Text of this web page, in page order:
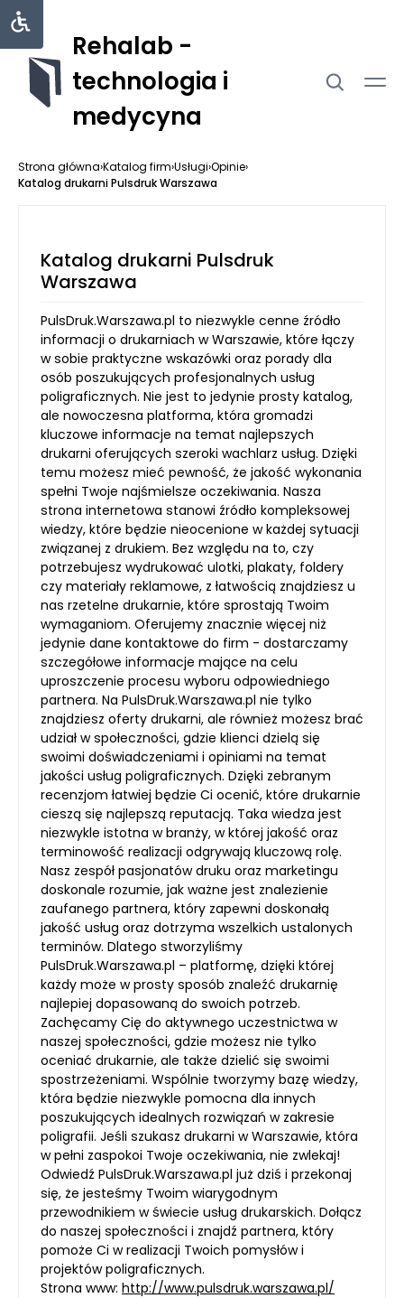
Rehalab -
technologia i
medycyna
Strona główna›Katalog firm›Usługi›Opinie›
Katalog drukarni Pulsdruk Warszawa
Katalog drukarni Pulsdruk
Warszawa
PulsDruk.Warszawa.pl to niezwykle cenne źródło
informacji o drukarniach w Warszawie, które łączy
w sobie praktyczne wskazówki oraz porady dla
osób poszukujących profesjonalnych usług
poligraficznych. Nie jest to jedynie prosty katalog,
ale nowoczesna platforma, która gromadzi
kluczowe informacje na temat najlepszych
drukarni oferujących szeroki wachlarz usług. Dzięki
temu możesz mieć pewność, że jakość wykonania
spełni Twoje najśmielsze oczekiwania. Nasza
strona internetowa stanowi źródło kompleksowej
wiedzy, które będzie nieocenione w każdej sytuacji
związanej z drukiem. Bez względu na to, czy
potrzebujesz wydrukować ulotki, plakaty, foldery
czy materiały reklamowe, z łatwością znajdziesz u
nas rzetelne drukarnie, które sprostają Twoim
wymaganiom. Oferujemy znacznie więcej niż
jedynie dane kontaktowe do firm - dostarczamy
szczegółowe informacje mające na celu
uproszczenie procesu wyboru odpowiedniego
partnera. Na PulsDruk.Warszawa.pl nie tylko
znajdziesz oferty drukarni, ale również możesz brać
udział w społeczności, gdzie klienci dzielą się
swoimi doświadczeniami i opiniami na temat
jakości usług poligraficznych. Dzięki zebranym
recenzjom łatwiej będzie Ci ocenić, które drukarnie
cieszą się najlepszą reputacją. Taka wiedza jest
niezwykle istotna w branży, w której jakość oraz
terminowość realizacji odgrywają kluczową rolę.
Nasz zespół pasjonatów druku oraz marketingu
doskonale rozumie, jak ważne jest znalezienie
zaufanego partnera, który zapewni doskonałą
jakość usług oraz dotrzyma wszelkich ustalonych
terminów. Dlatego stworzyliśmy
PulsDruk.Warszawa.pl – platformę, dzięki której
każdy może w prosty sposób znaleźć drukarnię
najlepiej dopasowaną do swoich potrzeb.
Zachęcamy Cię do aktywnego uczestnictwa w
naszej społeczności, gdzie możesz nie tylko
oceniać drukarnie, ale także dzielić się swoimi
spostrzeżeniami. Wspólnie tworzymy bazę wiedzy,
która będzie niezwykle pomocna dla innych
poszukujących idealnych rozwiązań w zakresie
poligrafii. Jeśli szukasz drukarni w Warszawie, która
w pełni zaspokoi Twoje oczekiwania, nie zwlekaj!
Odwiedź PulsDruk.Warszawa.pl już dziś i przekonaj
się, że jesteśmy Twoim wiarygodnym
przewodnikiem w świecie usług drukarskich. Dołącz
do naszej społeczności i znajdź partnera, który
pomoże Ci w realizacji Twoich pomysłów i
projektów poligraficznych.
Strona www: http://www.pulsdruk.warszawa.pl/